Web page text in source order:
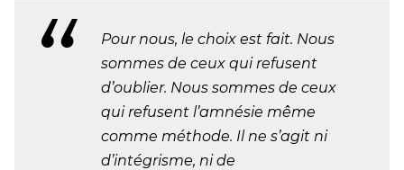
Pour nous, le choix est fait. Nous
sommes de ceux qui refusent
d’oublier. Nous sommes de ceux
qui refusent l’amnésie même
comme méthode. Il ne s’agit ni
d’intégrisme, ni de